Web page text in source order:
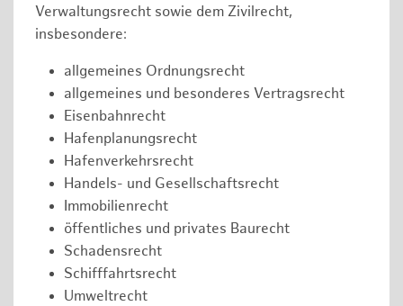
Verwaltungsrecht sowie dem Zivilrecht,
insbesondere:
allgemeines Ordnungsrecht
allgemeines und besonderes Vertragsrecht
Eisenbahnrecht
Hafenplanungsrecht
Hafenverkehrsrecht
Handels- und Gesellschaftsrecht
Immobilienrecht
öffentliches und privates Baurecht
Schadensrecht
Schifffahrtsrecht
Umweltrecht